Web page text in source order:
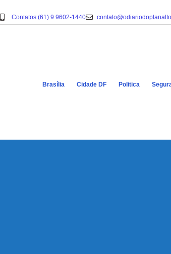
Contatos (61) 9 9602-1440
Brasília Cidade DF Politica